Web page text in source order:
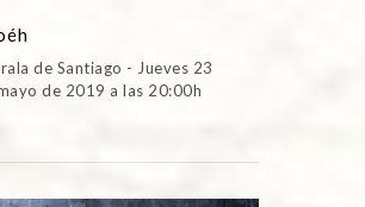
de Santiago - Jueves 23
de 2019 a las 20:00h